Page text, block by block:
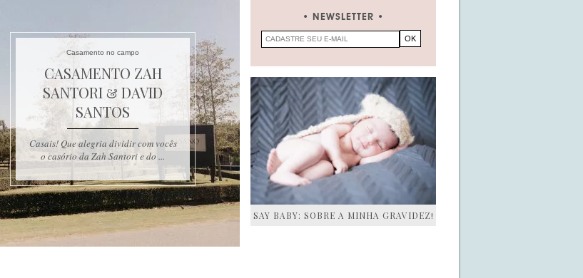
Casamento no campo
CASAMENTO ZAH
SANTORI & DAVID
SANTOS
Casais! Que alegria dividir com vocês
o casório da Zah Santori e do ...
NEWSLETTER
SAY BABY: SOBRE A MINHA GRAVIDEZ!